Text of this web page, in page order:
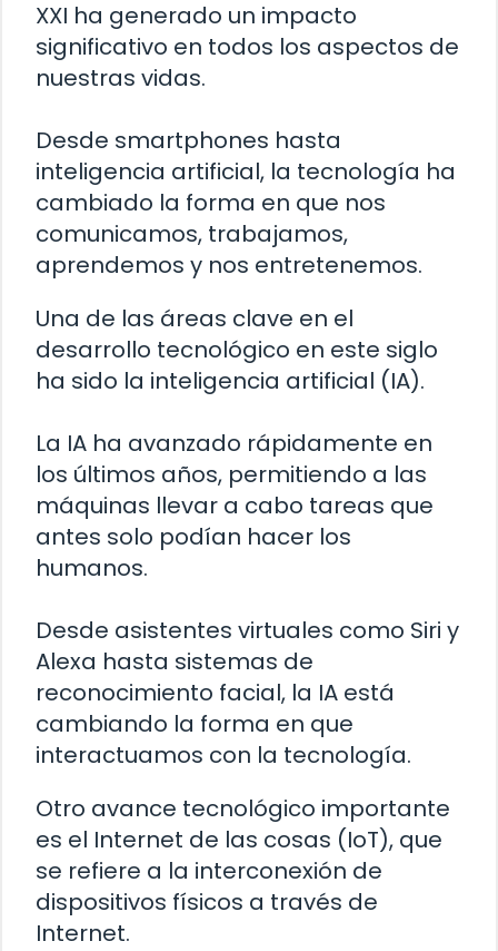
XXI ha generado un impacto
significativo en todos los aspectos de
nuestras vidas.
Desde smartphones hasta
inteligencia artificial, la tecnología ha
cambiado la forma en que nos
comunicamos, trabajamos,
aprendemos y nos entretenemos.
Una de las áreas clave en el
desarrollo tecnológico en este siglo
ha sido la inteligencia artificial (IA).
La IA ha avanzado rápidamente en
los últimos años, permitiendo a las
máquinas llevar a cabo tareas que
antes solo podían hacer los
humanos.
Desde asistentes virtuales como Siri y
Alexa hasta sistemas de
reconocimiento facial, la IA está
cambiando la forma en que
interactuamos con la tecnología.
Otro avance tecnológico importante
es el Internet de las cosas (IoT), que
se refiere a la interconexión de
dispositivos físicos a través de
Internet.